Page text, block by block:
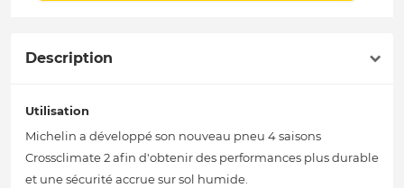
Description
Utilisation
Michelin a développé son nouveau pneu 4 saisons
Crossclimate 2 afin d'obtenir des performances plus durable
et une sécurité accrue sur sol humide.